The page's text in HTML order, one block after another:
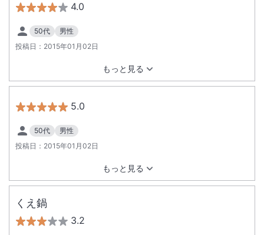
4.0
50代
男性
投稿日： 2015年01月02日
もっと見る
5.0
50代
男性
投稿日： 2015年01月02日
もっと見る
くえ鍋
3.2